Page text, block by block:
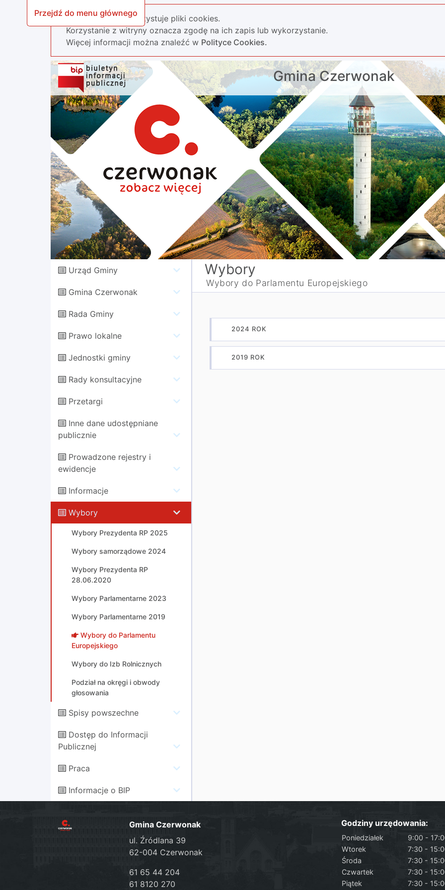
Przejdź do menu głównego
Nasza strona wykorzystuje pliki cookies.
Korzystanie z witryny oznacza zgodę na ich zapis lub wykorzystanie.
Więcej informacji można znaleźć w Polityce Cookies.
Gmina Czerwonak
Urząd Gminy
Gmina Czerwonak
Rada Gminy
Prawo lokalne
Jednostki gminy
Rady konsultacyjne
Przetargi
Inne dane udostępniane
publicznie
Prowadzone rejestry i
ewidencje
Informacje
Wybory
Wybory Prezydenta RP 2025
Wybory samorządowe 2024
Wybory Prezydenta RP
28.06.2020
Wybory Parlamentarne 2023
Wybory Parlamentarne 2019
Wybory do Parlamentu
Europejskiego
Wybory do Izb Rolnicznych
Podział na okręgi i obwody
głosowania
Spisy powszechne
Dostęp do Informacji
Publicznej
Praca
Informacje o BIP
Wybory
Wybory do Parlamentu Europejskiego
2024 ROK
2019 ROK
Gmina Czerwonak
ul. Źródlana 39
62-004 Czerwonak
61 65 44 204
61 8120 270
Godziny urzędowania:
Poniedziałek
9:00 -
Wtorek
7:30 -
Środa
7:30 -
Czwartek
7:30 -
Piątek
7:30 -